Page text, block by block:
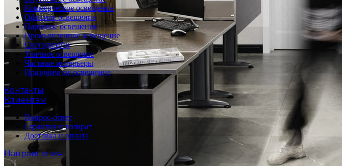
Коммерческое освещение
Офисное освещение
Парковое освещение
Промышленное освещение
Светодизайн
Уличное освещение
Частные интерьеры
Праздничное освещение
Контакты
Клиентам
Вопрос-ответ
Гарантия и возврат
Доставка и оплата
Направления